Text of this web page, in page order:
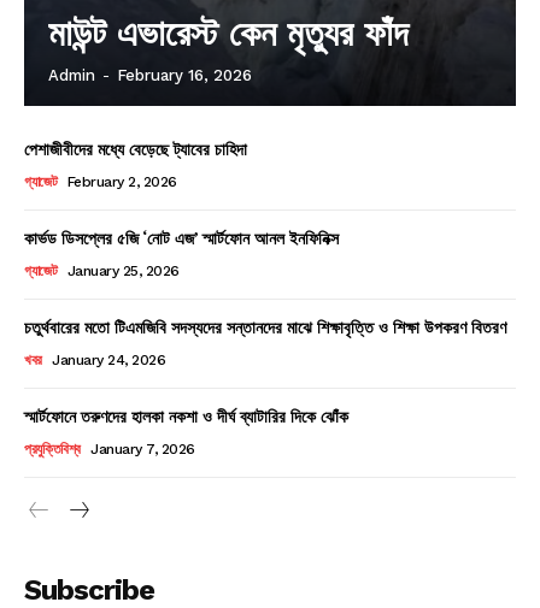
মাউন্ট এভারেস্ট কেন মৃত্যুর ফাঁদ
Admin - February 16, 2026
পেশাজীবীদের মধ্যে বেড়েছে ট্যাবের চাহিদা
গ্যাজেট February 2, 2026
কার্ভড ডিসপ্লের ৫জি ‘নোট এজ’ স্মার্টফোন আনল ইনফিনিক্স
গ্যাজেট January 25, 2026
চতুর্থবারের মতো টিএমজিবি সদস্যদের সন্তানদের মাঝে শিক্ষাবৃত্তি ও শিক্ষা উপকরণ বিতরণ
খবর January 24, 2026
স্মার্টফোনে তরুণদের হালকা নকশা ও দীর্ঘ ব্যাটারির দিকে ঝোঁক
প্রযুক্তিবিশ্ব January 7, 2026
Subscribe